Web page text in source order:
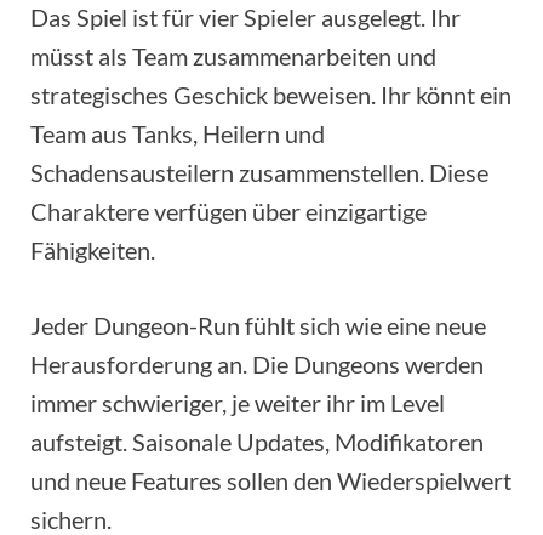
Das Spiel ist für vier Spieler ausgelegt. Ihr
müsst als Team zusammenarbeiten und
strategisches Geschick beweisen. Ihr könnt ein
Team aus Tanks, Heilern und
Schadensausteilern zusammenstellen. Diese
Charaktere verfügen über einzigartige
Fähigkeiten.
Jeder Dungeon-Run fühlt sich wie eine neue
Herausforderung an. Die Dungeons werden
immer schwieriger, je weiter ihr im Level
aufsteigt. Saisonale Updates, Modifikatoren
und neue Features sollen den Wiederspielwert
sichern.